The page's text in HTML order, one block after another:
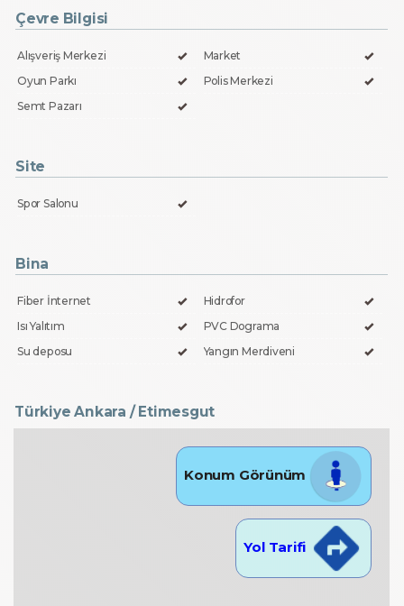
Çevre Bilgisi
Alışveriş Merkezi
Market
Oyun Parkı
Polis Merkezi
Semt Pazarı
Site
Spor Salonu
Bina
Fiber İnternet
Hidrofor
Isı Yalıtım
PVC Dograma
Su deposu
Yangın Merdiveni
Türkiye Ankara / Etimesgut
Konum Görünüm
Yol Tarifi